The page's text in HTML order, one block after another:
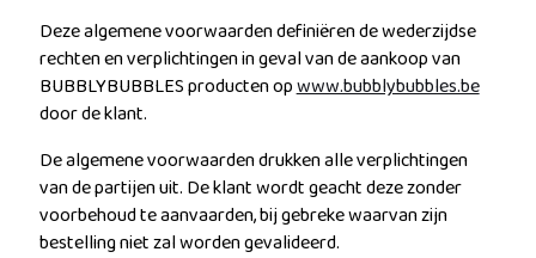
Deze algemene voorwaarden definiëren de wederzijdse
rechten en verplichtingen in geval van de aankoop van
BUBBLYBUBBLES producten opwww.bubblybubbles.be
door de klant.
De algemene voorwaarden drukken alle verplichtingen
van de partijen uit. De klant wordt geacht deze zonder
voorbehoud te aanvaarden, bij gebreke waarvan zijn
bestelling niet zal worden gevalideerd.